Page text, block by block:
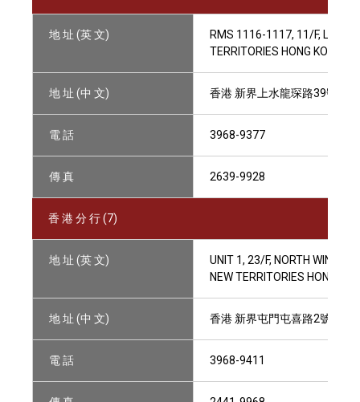
地 址 (英 文)
RMS 1116-1117, 11/F,
TERRITORIES HONG KONG
地 址 (中 文) 香港 新界上水龍琛路39號上
電 話 3968-9377
傳 真 2639-9928
香 港 分 行 (7)
地 址 (英 文)
UNIT 1, 23/F, NORTH WING
NEW TERRITORIES HONG
地 址 (中 文) 香港 新界屯門屯喜路2號屯門
電 話 3968-9411